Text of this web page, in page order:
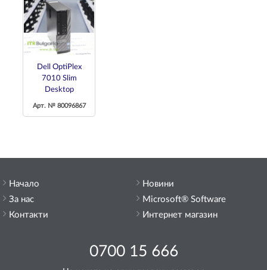
Dell OptiPlex
7010 Slim
Desktop
Арт. № 80096867
Начало
За нас
Контакти
0700 15 666
Новини
Microsoft® Software
Интернет магазин